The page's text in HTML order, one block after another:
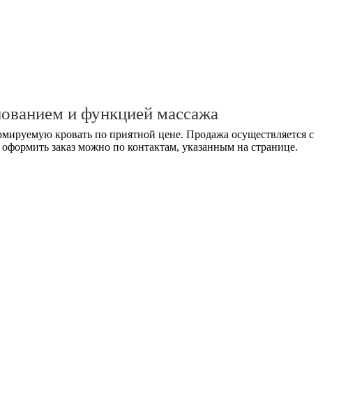
и функцией массажа
кровать по приятной цене. Продажа осуществляется с
заказ можно по контактам, указанным на странице.